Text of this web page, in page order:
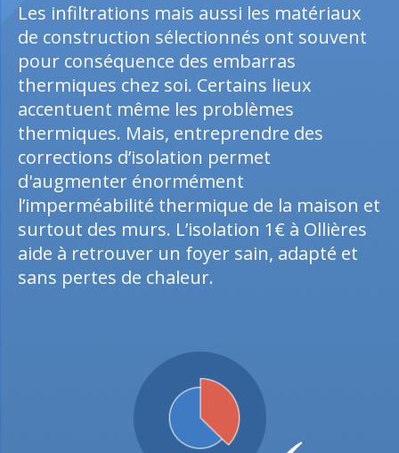
Les infiltrations mais aussi les matériaux
de construction sélectionnés ont souvent
pour conséquence des embarras
thermiques chez soi. Certains lieux
accentuent même les problèmes
thermiques. Mais, entreprendre des
corrections d’isolation permet
d'augmenter énormément
l’imperméabilité thermique de la maison et
surtout des murs. L’isolation 1€ à Ollières
aide à retrouver un foyer sain, adapté et
sans pertes de chaleur.